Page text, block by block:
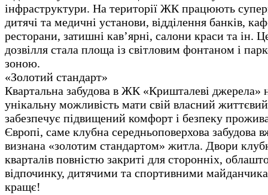
інфраструктури. На території ЖК працюють
дитячі та медичні установи, відділення банків,
ресторани, затишні кав’ярні, салони краси та ін.
дозвілля стала площа із світловим фонтаном і
зоною.
«Золотий стандарт»
Квартальна забудова в ЖК «Кришталеві джерела»
унікальну можливість мати свій власний
забезпечує підвищений комфорт і безпеку
Європі, саме клубна середньоповерхова забудова
визнана «золотим стандартом» житла. Двори
кварталів повністю закриті для сторонніх,
відпочинку, дитячими та спортивними
кращє!